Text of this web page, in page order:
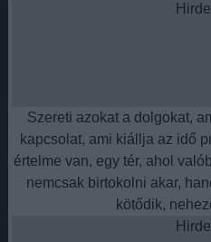
Szereti azokat a dolgokat,
kapcsolat, ami kiállja az idő
értelme van, egy tér, ahol
nemcsak birtokolni akar,
kötődik,